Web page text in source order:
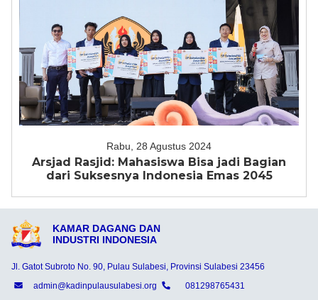
Rabu, 28 Agustus 2024
Arsjad Rasjid: Mahasiswa Bisa jadi Bagian
dari Suksesnya Indonesia Emas 2045
KAMAR DAGANG DAN
INDUSTRI INDONESIA
Jl. Gatot Subroto No. 90, Pulau Sulabesi, Provinsi Sulabesi 23456
admin@kadinpulausulabesi.org
081298765431